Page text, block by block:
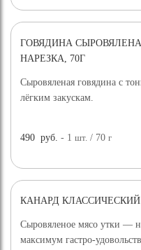
ГОВЯДИНА
НАРЕЗКА, 70Г
Сыровяленая говядина с
лёгким закускам.
490 руб. - 1шт. / 70г
КАНАРД КЛАССИЧЕСКИЙ
Сыровяленое мясо утки —
максимум гастро-